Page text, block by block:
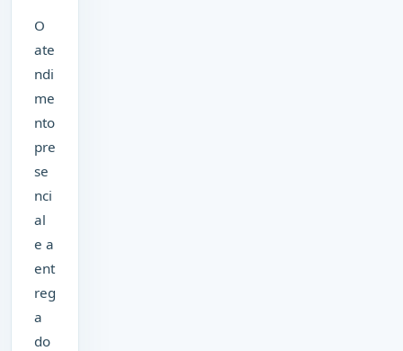
O
ate
ndi
me
nto
pre
se
nci
al
e a
ent
reg
a
do